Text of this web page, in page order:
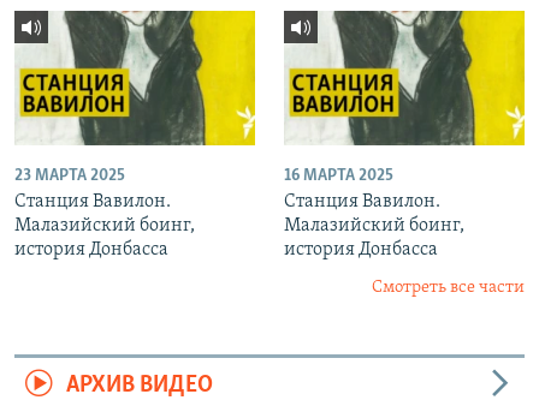
23 МАРТА 2025
Станция Вавилон.
Малазийский боинг,
история Донбасса
16 МАРТА 2025
Станция Вавилон.
Малазийский боинг,
история Донбасса
Смотреть все части
АРХИВ ВИДЕО